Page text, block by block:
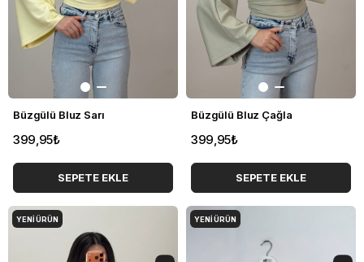
Büzgülü Bluz Sarı
399,95₺
SEPETE EKLE
Büzgülü Bluz Çağla
399,95₺
SEPETE EKLE
YENI ÜRÜN YENI ÜRÜN